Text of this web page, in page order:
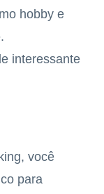
hobby e
interessante
você
para